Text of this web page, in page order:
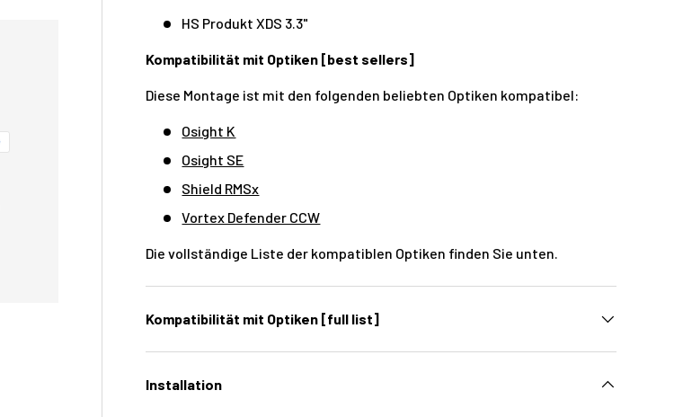
HS Produkt XDS 3.3"
Kompatibilität mit Optiken [best sellers]
Diese Montage ist mit den folgenden beliebten Optiken kompatibel:
Osight K
Osight SE
Shield RMSx
Vortex Defender CCW
Die vollständige Liste der kompatiblen Optiken finden Sie unten.
Kompatibilität mit Optiken [full list]
Installation